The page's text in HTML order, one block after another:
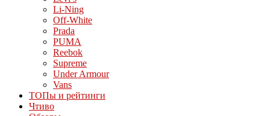
Li-Ning
Off-White
Prada
PUMA
Reebok
Supreme
Under Armour
Vans
ТОПы и рейтинги
Чтиво